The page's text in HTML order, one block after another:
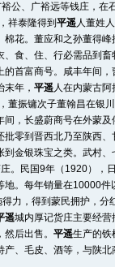
公、广裕远等钱庄，在
祥泰隆得到 平遥人董姓
花。董应和之孙董得
食、住、行必需品到
首富商号。咸丰年间
年， 平遥人在内蒙古
振镛次子董翰昌在银
，长盛蔚商号在外蒙
零到晋西北乃至陕西
金银珠宝之类。武村
。民国9年（1920）
。每年销量在10000
力，得到蒙民拥护，
遥城内厚记货庄主要经
后出售。 平遥生产的铁
、毛皮、酒等，与陕北